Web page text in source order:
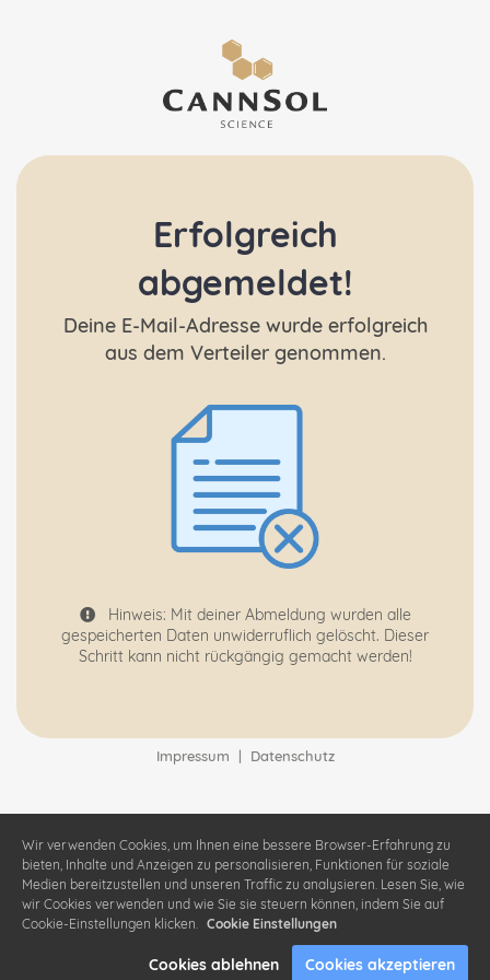
Erfolgreich
abgemeldet!
Deine E-Mail-Adresse wurde erfolgreich
aus dem Verteiler genommen.
Hinweis: Mit deiner Abmeldung wurden alle
gespeicherten Daten unwiderruflich gelöscht. Dieser
Schritt kann nicht rückgängig gemacht werden!
Impressum | Datenschutz
Wir verwenden Cookies, um Ihnen eine bessere Browser-Erfahrung zu
bieten, Inhalte und Anzeigen zu personalisieren, Funktionen für soziale
Medien bereitzustellen und unseren Traffic zu analysieren. Lesen Sie, wie
wir Cookies verwenden und wie Sie sie steuern können, indem Sie auf
Cookie-Einstellungen klicken. Cookie Einstellungen
Cookies ablehnen Cookies akzeptieren